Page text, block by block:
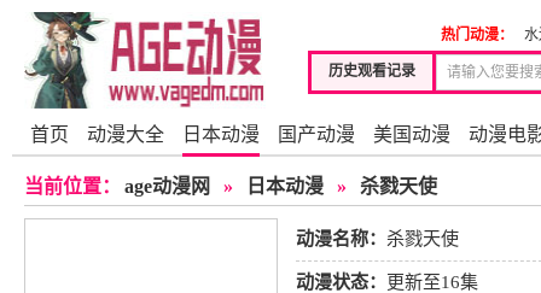
历史观看记录
热门动漫：
首页 动漫大全 日本动漫 国产动漫 美国动漫 动漫电
当前位置： age动漫网 » 日本动漫 » 杀戮天使
动漫名称： 杀戮天使
动漫状态： 更新至16集